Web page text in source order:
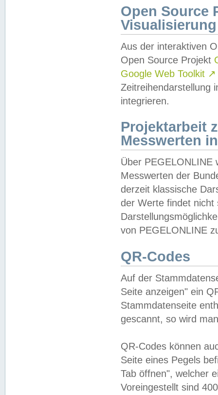
Open Source
Visualisierung
Aus der interaktiven
Open Source Projekt
Google Web Toolkit ↗
Zeitreihendarstellung
integrieren.
Projektarbeit
Messwerten
Über PEGELONLINE
Messwerten der
derzeit klassische
der Werte findet
von PEGELONLINE
QR-Codes
Auf der
Seite anzeigen" ein
Stammdatenseite
gescannt, so wird
QR-Codes können
Seite eines Pegels
Tab öffnen", welcher
Voreingestellt sind